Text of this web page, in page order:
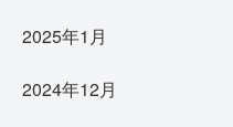
2025年1月
2024年12月